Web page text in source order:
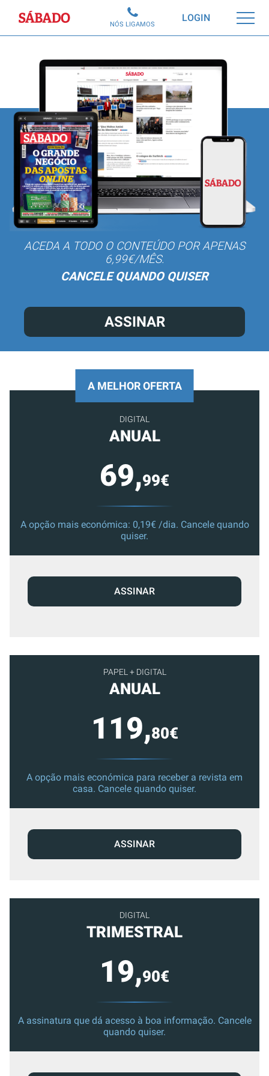
Sábado LOGIN
NÓS LIGAMOS
ACEDA A TODO O CONTEÚDO POR APENAS
6,99€/MÊS.
CANCELE QUANDO QUISER
ASSINAR
PAPEL + DIGITAL
ANUAL
119,80€
A opção mais económica para receber a revista em
casa. Cancele quando quiser.
ASSINAR
DIGITAL
TRIMESTRAL
19,90€
A assinatura que dá acesso à boa informação. Cancele
quando quiser.
A MELHOR OFERTA
DIGITAL
ANUAL
69,99€
A opção mais económica: 0,19€ /dia. Cancele quando
quiser.
ASSINAR